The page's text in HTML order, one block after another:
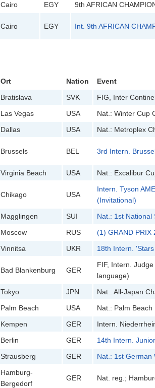
Cairo EGY 9th AFRICAN
Cairo EGY Int. 9th AFRICAN
Ort Nation
Event
Bratislava SVK
FIG, Inter
Las Vegas USA
Nat.: Winter Cup
Dallas USA Nat.: Metroplex
Brussels BEL 3rd Intern.
Virginia Beach USA Nat.: Excalibur
Chikago USA
Intern. Tyson
(Invitational)
Magglingen SUI
Nat.: 1st National
Moscow RUS
(1) GRAND PRIX
Vinnitsa UKR 18th Intern.
Bad Blankenburg GER
FIF, Intern.
language)
Tokyo JPN
Nat.: All-Japan
Palm Beach USA
Nat.: Palm
Kempen GER
Intern.
Berlin GER
14th Intern.
Strausberg GER Nat.: 1st German
Hamburg-
Bergedorf
GER Nat. reg.;